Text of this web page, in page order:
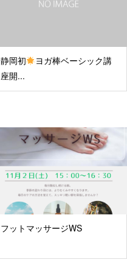
静岡初
ヨガ棒ベーシック講
座開...
フットマッサージWS